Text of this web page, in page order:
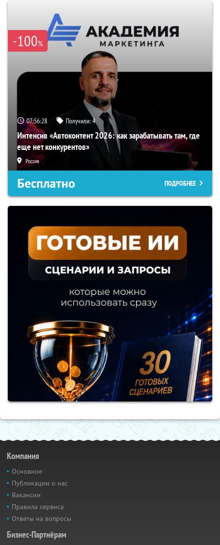
-100%
07:56:27 Получили:4
Интенсив «Автоконтент 2026: как зарабатывать там, где
еще нет конкурентов»
Россия
Бесплатно ПОДРОБНЕЕ
Компания
Основное
Публикации о нас
Вакансии
Правила сервиса
Ответы на вопросы
Бизнес-Партнёрам